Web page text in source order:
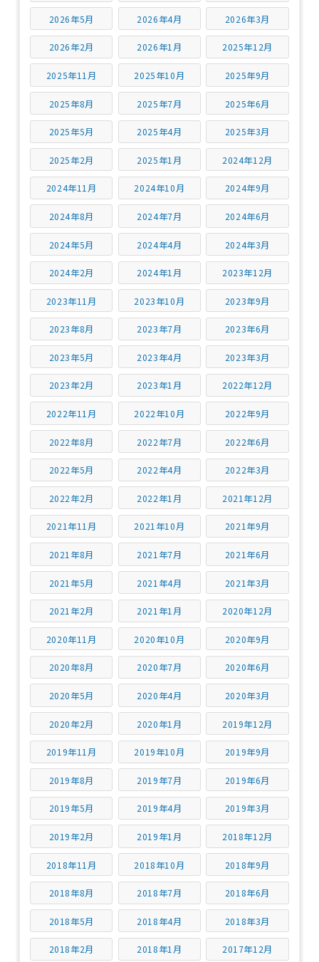
2026年5月 2026年4月 2026年3月
2026年2月 2026年1月 2025年12月
2025年11月 2025年10月 2025年9月
2025年8月 2025年7月 2025年6月
2025年5月 2025年4月 2025年3月
2025年2月 2025年1月 2024年12月
2024年11月 2024年10月 2024年9月
2024年8月 2024年7月 2024年6月
2024年5月 2024年4月 2024年3月
2024年2月 2024年1月 2023年12月
2023年11月 2023年10月 2023年9月
2023年8月 2023年7月 2023年6月
2023年5月 2023年4月 2023年3月
2023年2月 2023年1月 2022年12月
2022年11月 2022年10月 2022年9月
2022年8月 2022年7月 2022年6月
2022年5月 2022年4月 2022年3月
2022年2月 2022年1月 2021年12月
2021年11月 2021年10月 2021年9月
2021年8月 2021年7月 2021年6月
2021年5月 2021年4月 2021年3月
2021年2月 2021年1月 2020年12月
2020年11月 2020年10月 2020年9月
2020年8月 2020年7月 2020年6月
2020年5月 2020年4月 2020年3月
2020年2月 2020年1月 2019年12月
2019年11月 2019年10月 2019年9月
2019年8月 2019年7月 2019年6月
2019年5月 2019年4月 2019年3月
2019年2月 2019年1月 2018年12月
2018年11月 2018年10月 2018年9月
2018年8月 2018年7月 2018年6月
2018年5月 2018年4月 2018年3月
2018年2月 2018年1月 2017年12月